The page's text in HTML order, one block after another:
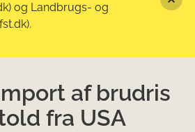
og Landbrugs- og
af brudris
fra USA